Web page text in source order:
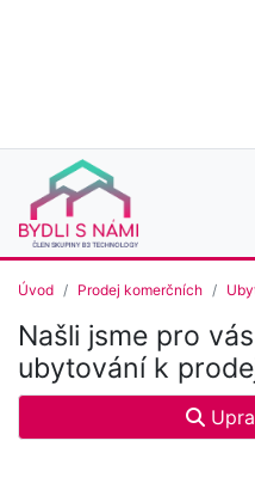
Úvod Prodej komerčních
Našli jsme pro vás
ubytování k